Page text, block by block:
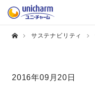
サステナビリティ
2016年09月20日